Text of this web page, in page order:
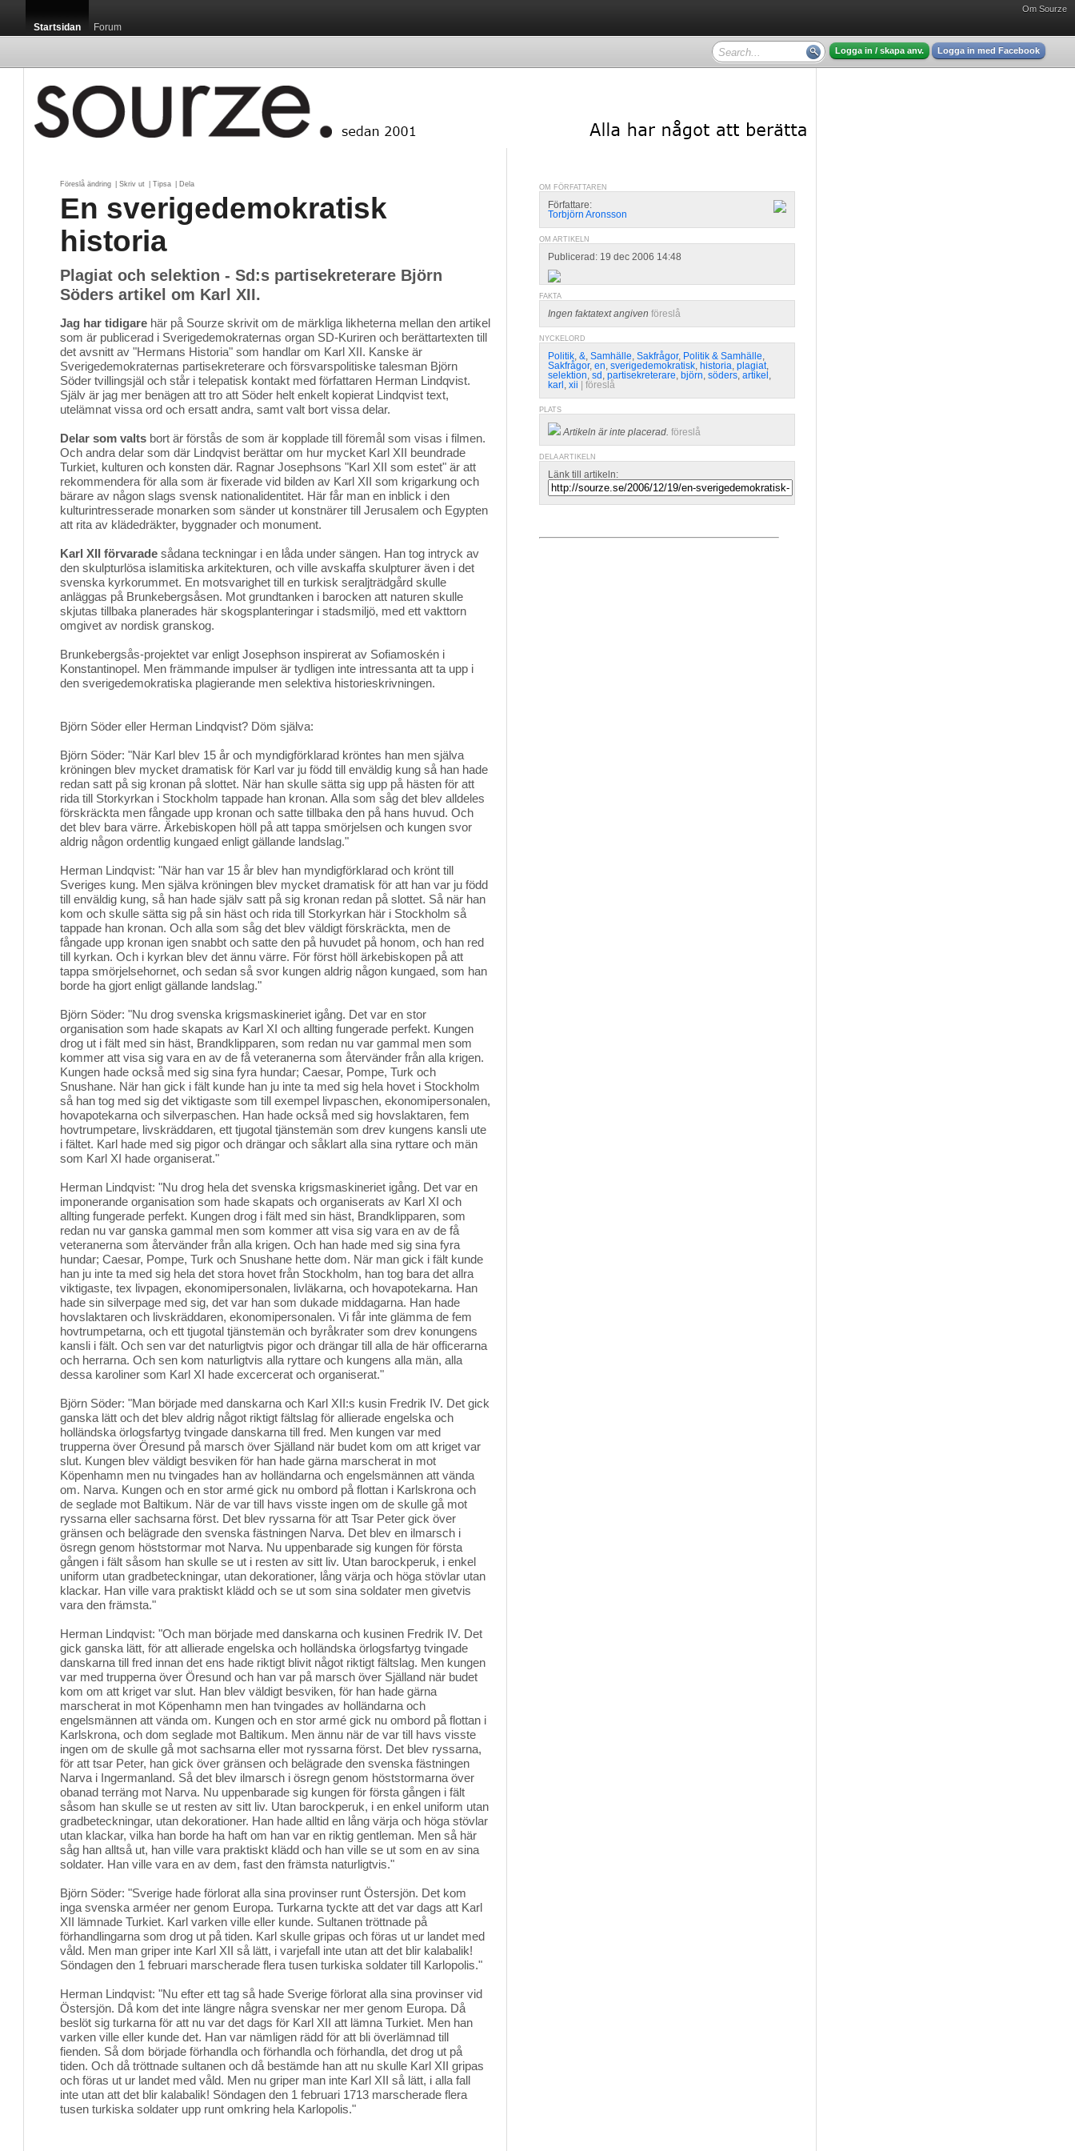
Om Sourze
Startsidan Forum
Logga in / skapa anv. Logga in med Facebook
Föreslå ändring Skriv ut Tipsa Dela
En sverigedemokratisk
historia
Plagiat och selektion - Sd:s partisekreterare Björn
Söders artikel om Karl XII.
Jag har tidigare här på Sourze skrivit om de märkliga likheterna mellan den artikel
som är publicerad i Sverigedemokraternas organ SD-Kuriren och berättartexten till
det avsnitt av "Hermans Historia" som handlar om Karl XII. Kanske är
Sverigedemokraternas partisekreterare och försvarspolitiske talesman Björn
Söder tvillingsjäl och står i telepatisk kontakt med författaren Herman Lindqvist.
Själv är jag mer benägen att tro att Söder helt enkelt kopierat Lindqvist text,
utelämnat vissa ord och ersatt andra, samt valt bort vissa delar.
Delar som valts bort är förstås de som är kopplade till föremål som visas i filmen.
Och andra delar som där Lindqvist berättar om hur mycket Karl XII beundrade
Turkiet, kulturen och konsten där. Ragnar Josephsons "Karl XII som estet" är att
rekommendera för alla som är fixerade vid bilden av Karl XII som krigarkung och
bärare av någon slags svensk nationalidentitet. Här får man en inblick i den
kulturintresserade monarken som sänder ut konstnärer till Jerusalem och Egypten
att rita av klädedräkter, byggnader och monument.
Karl XII förvarade sådana teckningar i en låda under sängen. Han tog intryck av
den skulpturlösa islamitiska arkitekturen, och ville avskaffa skulpturer även i det
svenska kyrkorummet. En motsvarighet till en turkisk seraljträdgård skulle
anläggas på Brunkebergsåsen. Mot grundtanken i barocken att naturen skulle
skjutas tillbaka planerades här skogsplanteringar i stadsmiljö, med ett vakttorn
omgivet av nordisk granskog.
Brunkebergsås-projektet var enligt Josephson inspirerat av Sofiamoskén i
Konstantinopel. Men främmande impulser är tydligen inte intressanta att ta upp i
den sverigedemokratiska plagierande men selektiva historieskrivningen.
Björn Söder eller Herman Lindqvist? Döm själva:
Björn Söder: "När Karl blev 15 år och myndigförklarad kröntes han men själva
kröningen blev mycket dramatisk för Karl var ju född till enväldig kung så han hade
redan satt på sig kronan på slottet. När han skulle sätta sig upp på hästen för att
rida till Storkyrkan i Stockholm tappade han kronan. Alla som såg det blev alldeles
förskräckta men fångade upp kronan och satte tillbaka den på hans huvud. Och
det blev bara värre. Ärkebiskopen höll på att tappa smörjelsen och kungen svor
aldrig någon ordentlig kungaed enligt gällande landslag."
Herman Lindqvist: "När han var 15 år blev han myndigförklarad och krönt till
Sveriges kung. Men själva kröningen blev mycket dramatisk för att han var ju född
till enväldig kung, så han hade själv satt på sig kronan redan på slottet. Så när han
kom och skulle sätta sig på sin häst och rida till Storkyrkan här i Stockholm så
tappade han kronan. Och alla som såg det blev väldigt förskräckta, men de
fångade upp kronan igen snabbt och satte den på huvudet på honom, och han red
till kyrkan. Och i kyrkan blev det ännu värre. För först höll ärkebiskopen på att
tappa smörjelsehornet, och sedan så svor kungen aldrig någon kungaed, som han
borde ha gjort enligt gällande landslag."
Björn Söder: "Nu drog svenska krigsmaskineriet igång. Det var en stor
organisation som hade skapats av Karl XI och allting fungerade perfekt. Kungen
drog ut i fält med sin häst, Brandklipparen, som redan nu var gammal men som
kommer att visa sig vara en av de få veteranerna som återvänder från alla krigen.
Kungen hade också med sig sina fyra hundar; Caesar, Pompe, Turk och
Snushane. När han gick i fält kunde han ju inte ta med sig hela hovet i Stockholm
så han tog med sig det viktigaste som till exempel livpaschen, ekonomipersonalen,
hovapotekarna och silverpaschen. Han hade också med sig hovslaktaren, fem
hovtrumpetare, livskräddaren, ett tjugotal tjänstemän som drev kungens kansli ute
i fältet. Karl hade med sig pigor och drängar och såklart alla sina ryttare och män
som Karl XI hade organiserat."
Herman Lindqvist: "Nu drog hela det svenska krigsmaskineriet igång. Det var en
imponerande organisation som hade skapats och organiserats av Karl XI och
allting fungerade perfekt. Kungen drog i fält med sin häst, Brandklipparen, som
redan nu var ganska gammal men som kommer att visa sig vara en av de få
veteranerna som återvänder från alla krigen. Och han hade med sig sina fyra
hundar; Caesar, Pompe, Turk och Snushane hette dom. När man gick i fält kunde
han ju inte ta med sig hela det stora hovet från Stockholm, han tog bara det allra
viktigaste, tex livpagen, ekonomipersonalen, livläkarna, och hovapotekarna. Han
hade sin silverpage med sig, det var han som dukade middagarna. Han hade
hovslaktaren och livskräddaren, ekonomipersonalen. Vi får inte glämma de fem
hovtrumpetarna, och ett tjugotal tjänstemän och byråkrater som drev konungens
kansli i fält. Och sen var det naturligtvis pigor och drängar till alla de här officerarna
och herrarna. Och sen kom naturligtvis alla ryttare och kungens alla män, alla
dessa karoliner som Karl XI hade excercerat och organiserat."
Björn Söder: "Man började med danskarna och Karl XII:s kusin Fredrik IV. Det gick
ganska lätt och det blev aldrig något riktigt fältslag för allierade engelska och
holländska örlogsfartyg tvingade danskarna till fred. Men kungen var med
trupperna över Öresund på marsch över Själland när budet kom om att kriget var
slut. Kungen blev väldigt besviken för han hade gärna marscherat in mot
Köpenhamn men nu tvingades han av holländarna och engelsmännen att vända
om. Narva. Kungen och en stor armé gick nu ombord på flottan i Karlskrona och
de seglade mot Baltikum. När de var till havs visste ingen om de skulle gå mot
ryssarna eller sachsarna först. Det blev ryssarna för att Tsar Peter gick över
gränsen och belägrade den svenska fästningen Narva. Det blev en ilmarsch i
ösregn genom höststormar mot Narva. Nu uppenbarade sig kungen för första
gången i fält såsom han skulle se ut i resten av sitt liv. Utan barockperuk, i enkel
uniform utan gradbeteckningar, utan dekorationer, lång värja och höga stövlar utan
klackar. Han ville vara praktiskt klädd och se ut som sina soldater men givetvis
vara den främsta."
Herman Lindqvist: "Och man började med danskarna och kusinen Fredrik IV. Det
gick ganska lätt, för att allierade engelska och holländska örlogsfartyg tvingade
danskarna till fred innan det ens hade riktigt blivit något riktigt fältslag. Men kungen
var med trupperna över Öresund och han var på marsch över Själland när budet
kom om att kriget var slut. Han blev väldigt besviken, för han hade gärna
marscherat in mot Köpenhamn men han tvingades av holländarna och
engelsmännen att vända om. Kungen och en stor armé gick nu ombord på flottan i
Karlskrona, och dom seglade mot Baltikum. Men ännu när de var till havs visste
ingen om de skulle gå mot sachsarna eller mot ryssarna först. Det blev ryssarna,
för att tsar Peter, han gick över gränsen och belägrade den svenska fästningen
Narva i Ingermanland. Så det blev ilmarsch i ösregn genom höststormarna över
obanad terräng mot Narva. Nu uppenbarade sig kungen för första gången i fält
såsom han skulle se ut resten av sitt liv. Utan barockperuk, i en enkel uniform utan
gradbeteckningar, utan dekorationer. Han hade alltid en lång värja och höga stövlar
utan klackar, vilka han borde ha haft om han var en riktig gentleman. Men så här
såg han alltså ut, han ville vara praktiskt klädd och han ville se ut som en av sina
soldater. Han ville vara en av dem, fast den främsta naturligtvis."
Björn Söder: "Sverige hade förlorat alla sina provinser runt Östersjön. Det kom
inga svenska arméer ner genom Europa. Turkarna tyckte att det var dags att Karl
XII lämnade Turkiet. Karl varken ville eller kunde. Sultanen tröttnade på
förhandlingarna som drog ut på tiden. Karl skulle gripas och föras ut ur landet med
våld. Men man griper inte Karl XII så lätt, i varjefall inte utan att det blir kalabalik!
Söndagen den 1 februari marscherade flera tusen turkiska soldater till Karlopolis."
Herman Lindqvist: "Nu efter ett tag så hade Sverige förlorat alla sina provinser vid
Östersjön. Då kom det inte längre några svenskar ner mer genom Europa. Då
beslöt sig turkarna för att nu var det dags för Karl XII att lämna Turkiet. Men han
varken ville eller kunde det. Han var nämligen rädd för att bli överlämnad till
fienden. Så dom började förhandla och förhandla och förhandla, det drog ut på
tiden. Och då tröttnade sultanen och då bestämde han att nu skulle Karl XII gripas
och föras ut ur landet med våld. Men nu griper man inte Karl XII så lätt, i alla fall
inte utan att det blir kalabalik! Söndagen den 1 februari 1713 marscherade flera
tusen turkiska soldater upp runt omkring hela Karlopolis."
OM FÖRFATTAREN
Författare:
Torbjörn Aronsson
OM ARTIKELN
Publicerad: 19 dec 2006 14:48
FAKTA
Ingen faktatext angiven föreslå
NYCKELORD
Politik, &, Samhälle, Sakfrågor, Politik & Samhälle,
Sakfrågor, en, sverigedemokratisk, historia, plagiat,
selektion, sd , partisekreterare, björn, söders, artikel ,
karl , xii föreslå
PLATS
Artikeln är inte placerad. föreslå
DELA ARTIKELN
Länk till artikeln: